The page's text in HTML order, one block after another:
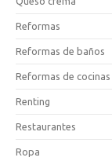
Reformas
Reformas de baños
Reformas de cocinas
Renting
Restaurantes
Ropa